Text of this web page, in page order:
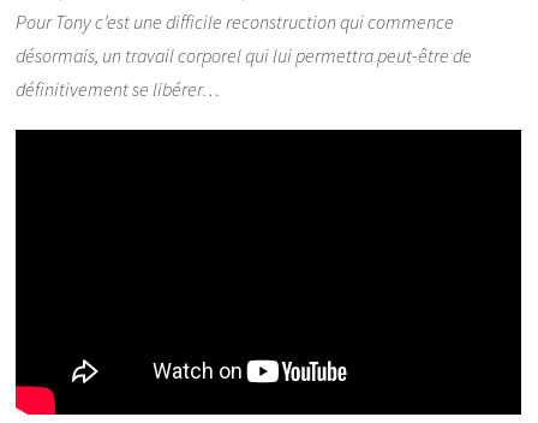
Pour Tony c’est une difficile reconstruction qui commence
désormais, un travail corporel qui lui permettra peut-être de
définitivement se libérer…